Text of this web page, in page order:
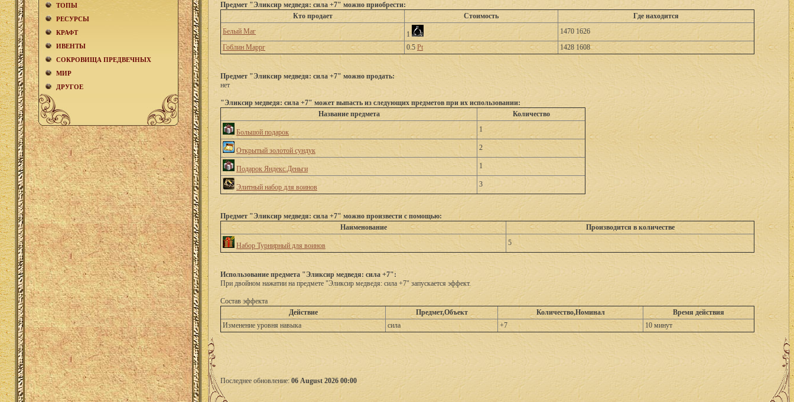
ТОПЫ
РЕСУРСЫ
КРАФТ
ИВЕНТЫ
СОКРОВИЩА ПРЕДВЕЧНЫХ
МИР
ДРУГОЕ
Предмет "Эликсир медведя: сила +7" можно приобрести:
Кто продает
Стоимость
Где находится
Белый Маг
1
1470 1626
Гоблин Маррг
0.5Pt 1428 1608
Предмет "Эликсир медведя: сила +7" можно продать:
нет
"Эликсир медведя: сила +7" может выпасть из следующих предметов при их использовании:
Название предмета
Количество
Большой подарок 1
Открытый золотой сундук 2
Подарок Яндекс.Деньги 1
Элитный набор для воинов 3
Предмет "Эликсир медведя: сила +7" можно произвести с помощью:
Наименование
Производится в количестве
Набор Турнирный для воинов 5
Использование предмета "Эликсир медведя: сила +7":
При двойном нажатии на предмете "Эликсир медведя: сила +7" запускается эффект.
Состав эффекта
Действие
Предмет,Объект Количество,Номинал
Время действия
Изменение уровня навыка
сила +7 10 минут
Последнее обновление:06 August 2026 00:00